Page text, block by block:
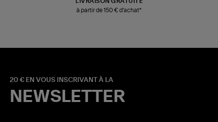
LIVRAISON GRATUITE
à partir de 150 € d'achat*
20 € EN VOUS INSCRIVANT À LA
NEWSLETTER